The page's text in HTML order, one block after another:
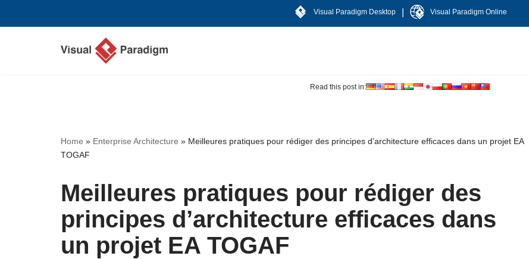
Visual Paradigm Desktop Visual Paradigm Online
Read this post in:
Home » Enterprise Architecture » Meilleures pratiques pour rédiger des principes d’architecture efficaces dans un projet EA
TOGAF
Meilleures pratiques pour rédiger des
principes d’architecture efficaces dans
un projet EA TOGAF